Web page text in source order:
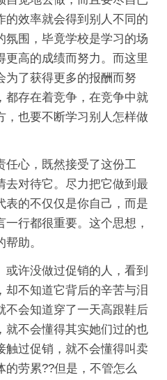
的效率就会得到别人不同的
氛围，毕竟学校是学习的场
更高的成绩而努力。而这里
为了获得更多的报酬而努
都存在着竞争，在竞争中就
，也要不断学习别人怎样做
任心，既然接受了这份工
去对待它。尽力把它做到最
表的不仅仅是你自己，而是
行都很重要。这个思想，
助。
或许没做过促销的人，看到
却不知道它背后的辛苦与泪
不会知道穿了一天高跟鞋后
就不会懂得其实她们过的也
触过促销，就不会懂得叫卖
的劳累??但是，不管怎么